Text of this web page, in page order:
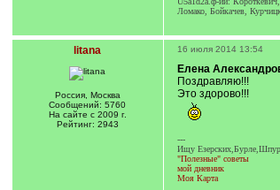
Ломако, Бойкачев,
litana
Россия, Москва
Сообщений: 5760
На сайте с 2009 г.
Рейтинг: 2943
16 июля 2014 13:54
Елена
Поздравляю!!!
Это здорово!!!
---
Ищу
"Полезные" советы
мой дневник
Моя Карта